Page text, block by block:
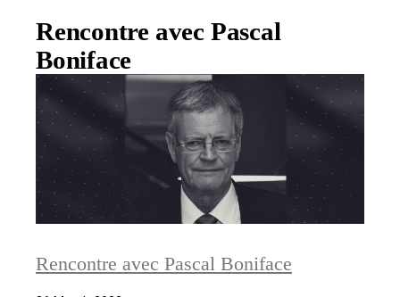
Rencontre avec Pascal
Boniface
Rencontre avec Pascal Boniface